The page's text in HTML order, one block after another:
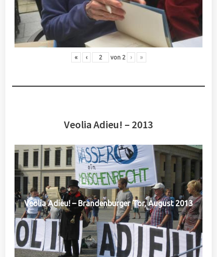
« ‹ von 2 › »
Veolia Adieu! – 2013
Veolia Adieu! – Brandenburger Tor, August 2013